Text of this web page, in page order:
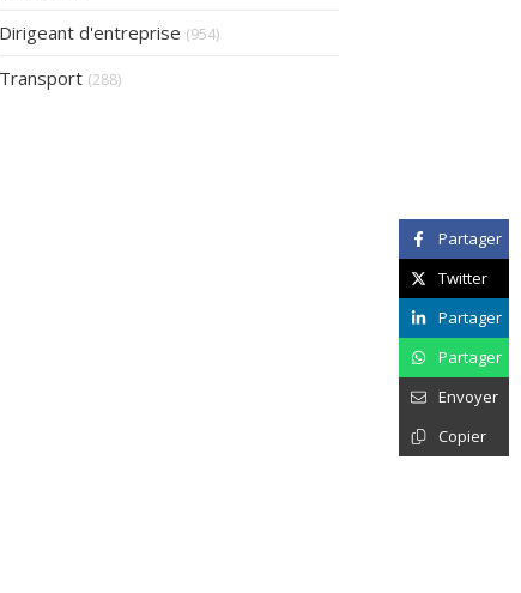
Partager
Twitter
Partager
Partager
Envoyer
Copier
Dirigeant d'entreprise (954)Articles Count
Transport (288)Articles Count